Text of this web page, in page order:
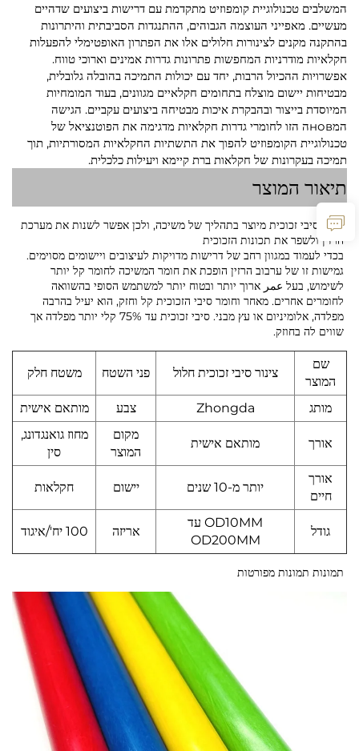
המשלבים טכנולוגיית קומפוזיט מתקדמת עם דרישות ביצועים שדהיים
מעשיים. מאפייני העוצמה הגבוהים, ההתנגדות הסביבתית והיתרונות
בהתקנה מקנים לצינורות חלולים אלו את הפתרון האופטימלי להפעלות
חקלאיות מודרניות המחפשות פתרונות גדרות אמינים וארוכי טווח.
אפשרויות ההכיול הרבות, יחד עם יכולות התמיכה בהובלה גלובלית,
מבטיחות יישום מוצלח בתחומים חקלאיים מגוונים, בעוד המומחיות
המיוסדת בייצור ובהבקרת איכות מבטיחה ביצועים עקביים. הגישה
המновה הזו לחומרי גדרות חקלאיות מדגימה את הפוטנציאל של
טכנולוגיית הקומפוזיט להפוך את התשתיות החקלאיות המסורתיות, תוך
תמיכה בעקרונות של חקלאות ברת קיימא ויעילות כלכלית.
תיאור המוצר
צינור סיבי זכוכית מיוצר בתהליך של משיכה, ולכן אפשר לשנות את מערכת
הרזין ולשפר את תכונות הזכוכית
בכדי לעמוד במגוון רחב של דרישות מדויקות לעיצובים ויישומים מסוימים.
גמישות זו של ערבוב הרזין הופכת את חומר המשיכה לחומר קל יותר
לשימוש, בעל عمر ארוך יותר ובטוח יותר למשתמש הסופי בהשוואה
לחומרים אחרים. מאחר וחומר סיבי הזכוכית קל וחזק, הוא יעיל בהרבה
מפלדה, אלומיניום או עץ מבני. סיבי זכוכית עד 75% קלי יותר מפלדה אך
שווים לה בחוזק.
שם
המוצר
צינור סיבי זכוכית חלול פני השטח משטח חלק
מותג Zhongda צבע מותאם אישית
אורך מותאם אישית
מקום
המוצר
מחוז גואנגדונג,
סין
אורך
חיים
יותר מ-10 שנים יישום חקלאות
גודל
OD10MM עד
OD200MM
אריזה 100 יח'/איגוד
תמונות תמונות מפורטות